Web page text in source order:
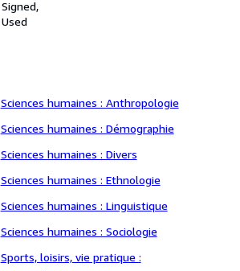
Signed
Used
Sciences humaines : Anthropologie
Sciences humaines : Démographie
Sciences humaines : Divers
Sciences humaines : Ethnologie
Sciences humaines : Linguistique
Sciences humaines : Sociologie
Sports, loisirs, vie pratique :